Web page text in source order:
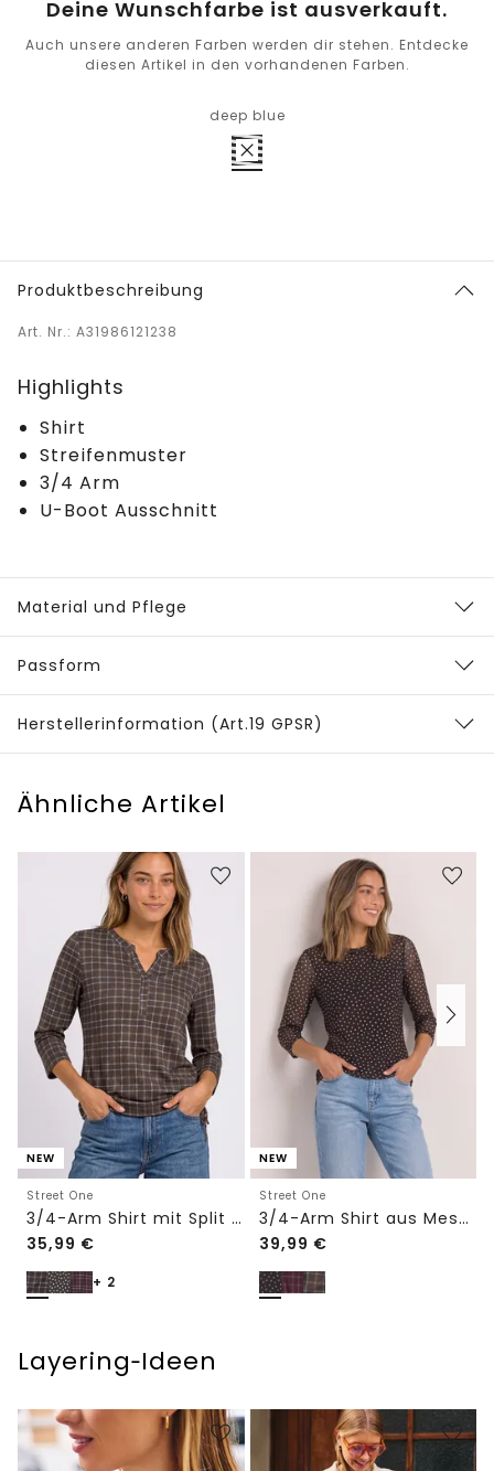
Deine Wunschfarbe ist ausverkauft.
Auch unsere anderen Farben werden dir stehen. Entdecke
diesen Artikel in den vorhandenen Farben.
deep blue
Produktbeschreibung
Art. Nr.: A31986121238
Highlights
Shirt
Streifenmuster
3/4 Arm
U-Boot Ausschnitt
Material und Pflege
Passform
Herstellerinformation (Art.19 GPSR)
Ähnliche Artikel
NEW
Street One
3/4-Arm Shirt mit Split Neck und Print
35,99 €
+ 2
NEW
Street One
3/4-Arm Shirt aus Mesh mit Print
39,99 €
Layering‑Ideen